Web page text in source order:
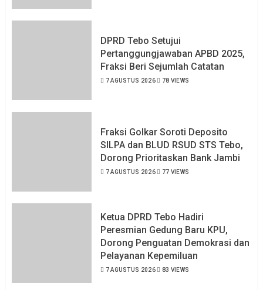
DPRD Tebo Setujui
Pertanggungjawaban APBD 2025,
Fraksi Beri Sejumlah Catatan
7 AGUSTUS 2026 78 VIEWS
Fraksi Golkar Soroti Deposito
SILPA dan BLUD RSUD STS Tebo,
Dorong Prioritaskan Bank Jambi
7 AGUSTUS 2026 77 VIEWS
Ketua DPRD Tebo Hadiri
Peresmian Gedung Baru KPU,
Dorong Penguatan Demokrasi dan
Pelayanan Kepemiluan
7 AGUSTUS 2026 83 VIEWS